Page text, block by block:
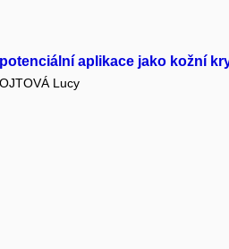
aplikace jako kožní
Lucy